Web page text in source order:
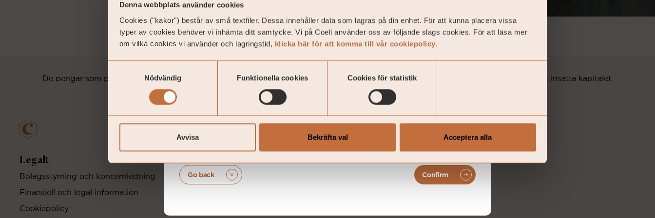
Denna webbplats använder cookies
Cookies ("kakor") består av små textfiler. Dessa innehåller data som lagras på din enhet. För att kunna placera vissa
typer av cookies behöver vi inhämta ditt samtycke. Vi på Coeli använder oss av följande slags cookies. För att läsa mer
om vilka cookies vi använder och lagringstid, klicka här för att komma till vår cookiepolicy.
Nödvändig
Funktionella cookies Cookies för statistik
Avvisa Bekräfta val Acceptera alla
De pengar som placeras i fonder och värdepapper kan både öka och minska i värde och det är inte säkert att du får tillbaka hela det insatta kapitalet.
Legalt
Bolagsstyrning och koncernledning
Finansiell och legal information
Cookiepolicy
Upptäck
Coelis Fonder
Coelikoncernen
Coeli may, pursuant to law, market one or multiple funds in several
jurisdictions. By choosing an option in the list below, you confirm that
you belong to one of these.
Go back Confirm